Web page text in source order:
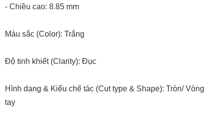
- Chiều cao: 8.85 mm
Màu sắc (Color): Trắng
Độ tinh khiết (Clarity): Đục
Hình dạng & Kiểu chế tác (Cut type & Shape): Tròn/ Vòng
tay